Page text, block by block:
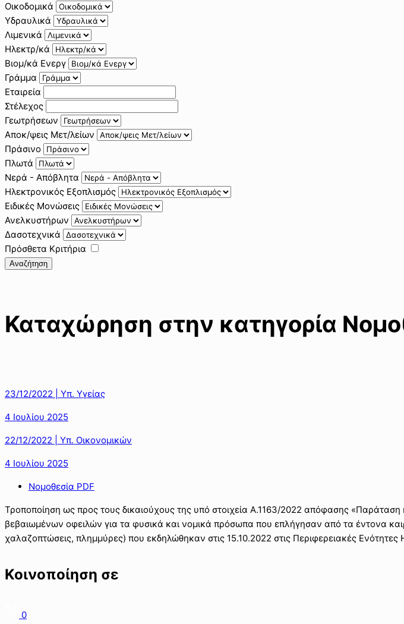
Οικοδομικά
Υδραυλικά
Λιμενικά
Ηλεκτρ/κά
Βιομ/κά Ενεργ
Γράμμα
Εταιρεία
Στέλεχος
Γεωτρήσεων
Αποκ/ψεις Μετ/λείων
Πράσινο
Πλωτά
Νερά - Απόβλητα
Ηλεκτρονικός Εξοπλισμός
Ειδικές Μονώσεις
Ανελκυστήρων
Δασοτεχνικά
Πρόσθετα Κριτήρια
Αναζήτηση
Καταχώρηση στην κατηγορία
23/12/2022 | Υπ. Υγείας
4 Ιουλίου 2025
22/12/2022 | Υπ. Οικονομικών
4 Ιουλίου 2025
Νομοθεσία PDF
Τροποποίηση ως προς τους δικαιούχους της υπό στοιχεία Α.1163/2022 απόφασης
βεβαιωμένων οφειλών για τα φυσικά και νομικά πρόσωπα που επλήγησαν από τα έντονα
χαλαζοπτώσεις, πλημμύρες) που εκδηλώθηκαν στις 15.10.2022 στις Περιφερειακές Ενότητες
Κοινοποίηση σε
0